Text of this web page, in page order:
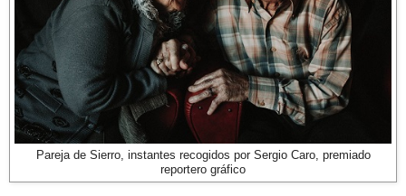
Pareja de Sierro, instantes recogidos por Sergio Caro, premiado
reportero gráfico